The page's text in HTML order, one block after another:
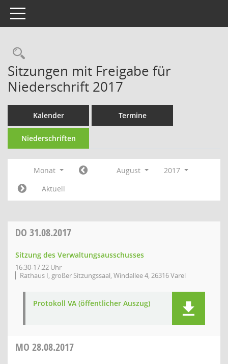
Toggle navigation
Rechercheauswahl
Sitzungen mit Freigabe für
Niederschrift 2017
Kalender Termine
Niederschriften
Monat August
2017
Aktuell
DO 31.08.2017
Sitzung des Verwaltungsausschusses
16:30-17:22 Uhr
Rathaus I, großer Sitzungssaal, Windallee 4, 26316 Varel
Protokoll VA (öffentlicher Auszug)
MO 28.08.2017